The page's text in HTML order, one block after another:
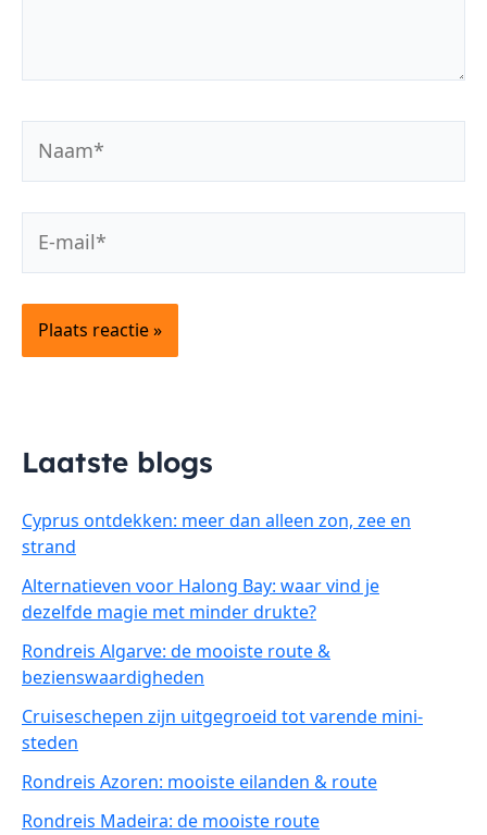
Laatste blogs
Cyprus ontdekken: meer dan alleen zon, zee en
strand
Alternatieven voor Halong Bay: waar vind je
dezelfde magie met minder drukte?
Rondreis Algarve: de mooiste route &
bezienswaardigheden
Cruiseschepen zijn uitgegroeid tot varende mini-
steden
Rondreis Azoren: mooiste eilanden & route
Rondreis Madeira: de mooiste route
mail*